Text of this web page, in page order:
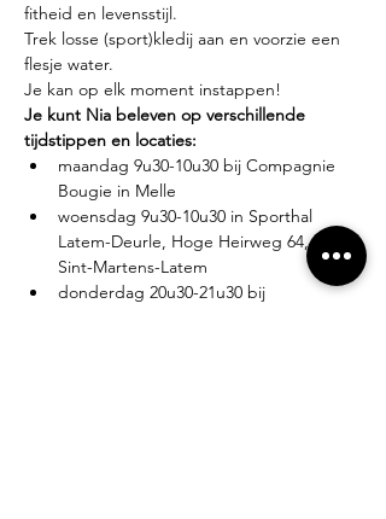
fitheid en levensstijl.
Trek losse (sport)kledij aan en voorzie een
flesje water.
Je kan op elk moment instappen!
Je kunt Nia beleven op verschillende
tijdstippen en locaties:
maandag 9u30-10u30 bij Compagnie
Bougie in Melle
woensdag 9u30-10u30 in Sporthal
Latem-Deurle, Hoge Heirweg 64, 9830
Sint-Martens-Latem
donderdag 20u30-21u30 bij